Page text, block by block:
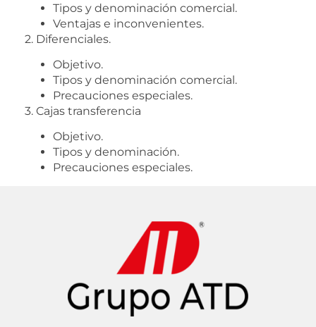
Tipos y denominación comercial.
Ventajas e inconvenientes.
2. Diferenciales.
Objetivo.
Tipos y denominación comercial.
Precauciones especiales.
3. Cajas transferencia
Objetivo.
Tipos y denominación.
Precauciones especiales.